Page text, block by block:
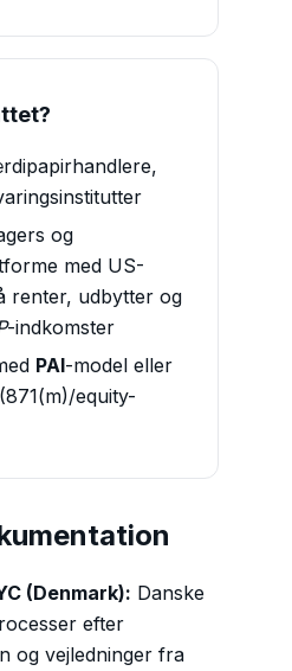
og
med US-
renter, udbytter og
-indkomster
PAI-model eller
equity-
(Denmark): Danske
efter
og vejledninger fra